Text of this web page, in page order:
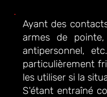
Ayant des
armes de
antipersonnel,
particulièrement
les utiliser si la
S'étant entraîné